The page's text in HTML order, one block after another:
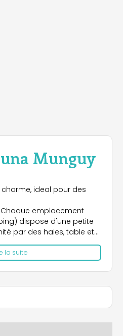
Munguy
ideal pour des
emplacement
dispose d'une petite
par des haies, table et
en basse saison. Ici on
piscine
la suite